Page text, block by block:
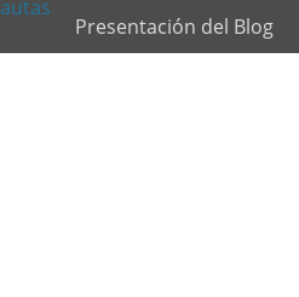
Presentación del Blog